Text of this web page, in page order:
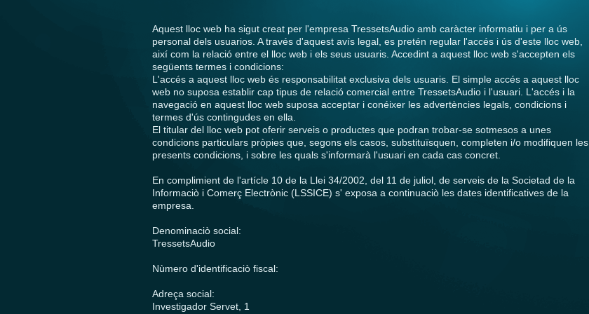
Aquest lloc web ha sigut creat per l'empresa TressetsAudio amb caràcter informatiu i per a ús
personal dels usuarios. A través d'aquest avís legal, es pretén regular l'accés i ús d'este lloc web,
així com la relació entre el lloc web i els seus usuaris. Accedint a aquest lloc web s'accepten els
següents termes i condicions:
L'accés a aquest lloc web és responsabilitat exclusiva dels usuaris. El simple accés a aquest lloc
web no suposa establir cap tipus de relació comercial entre TressetsAudio i l'usuari. L'accés i la
navegació en aquest lloc web suposa acceptar i conéixer les advertències legals, condicions i
termes d'ús contingudes en ella.
El titular del lloc web pot oferir serveis o productes que podran trobar-se sotmesos a unes
condicions particulars pròpies que, segons els casos, substituïsquen, completen i/o modifiquen les
presents condicions, i sobre les quals s'informarà l'usuari en cada cas concret.
En complimient de l'artícle 10 de la Llei 34/2002, del 11 de juliol, de serveis de la Societad de la
Informaciò i Comerç Electrònic (LSSICE) s' exposa a continuaciò les dates identificatives de la
empresa.
Denominaciò social:
TressetsAudio
Nùmero d'identificaciò fiscal:
Adreça social:
Investigador Servet, 1